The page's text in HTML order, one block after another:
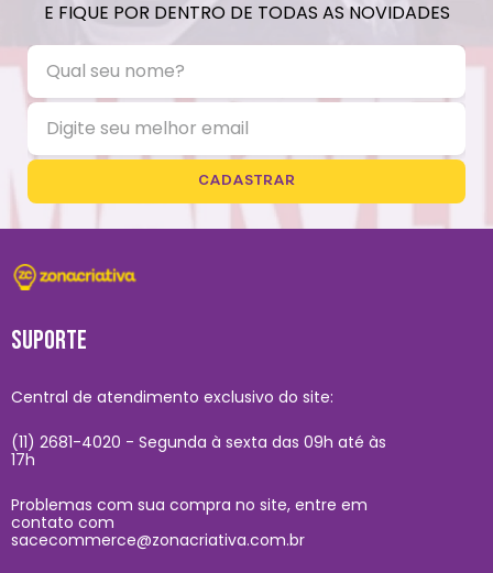
E FIQUE POR DENTRO DE TODAS AS NOVIDADES
CADASTRAR
SUPORTE
Central de atendimento exclusivo do site:
(11) 2681-4020 - Segunda à sexta das 09h até às
17h
Problemas com sua compra no site, entre em
contato com
sacecommerce@zonacriativa.com.br